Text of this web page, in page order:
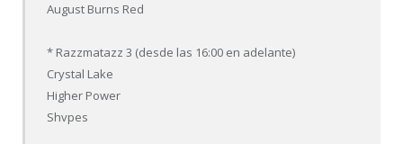
August Burns Red
* Razzmatazz 3 (desde las 16:00 en adelante)
Crystal Lake
Higher Power
Shvpes